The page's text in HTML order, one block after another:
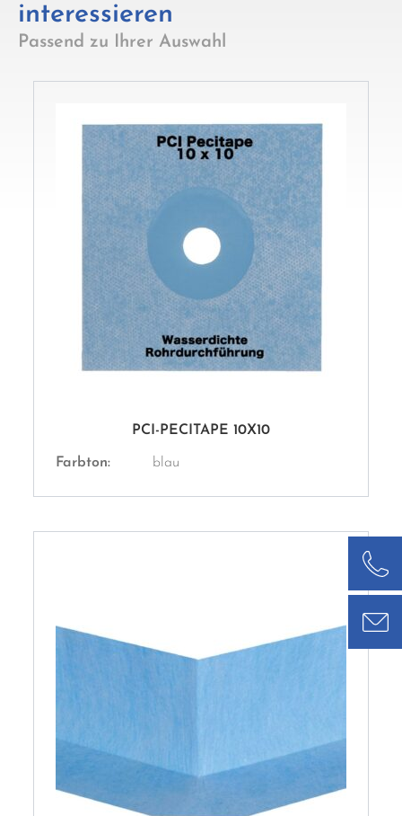
interessieren
PCI-PECITAPE 10X10
Farbton: blau